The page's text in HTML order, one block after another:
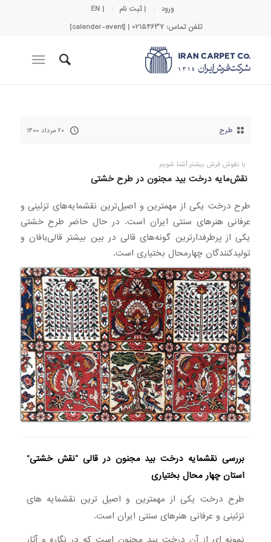
ورود | ثبت نام
| EN
تلفن تماس: 02154637 | [calender-event]
طرح ۲۰ مرداد ۱۴۰۰
با نقوش فرش بیشتر آشنا شویم
نقش‌مایه درخت بید مجنون در طرح خشتی
طرح درخت یکی از مهمترین و اصیل‌ترین نقشمایه‌های تزئینی و
عرفانی هنرهای سنتی ایران است. در حال حاضر طرح خشتی
یکی از پرطرفدارترین گونه‌های قالی در بین بیشتر قالی‌بافان و
تولیدکنندگان چهارمحال بختیاری است.
بررسی نقشمایه درخت بید مجنون در قالی “نقش خشتی”
استان چهار محال بختیاری
طرح درخت یکی از مهمترین و اصیل ترین نقشمایه های
تزئینی و عرفانی هنرهای سنتی ایران است.